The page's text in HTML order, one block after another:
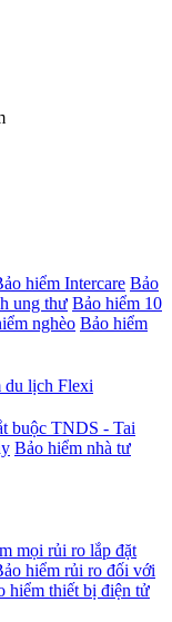
hiểm Intercare Bảo
ung thư Bảo hiểm 10
nghèo Bảo hiểm
du lịch Flexi
buộc TNDS - Tai
Bảo hiểm nhà tư
mọi rủi ro lắp đặt
hiểm rủi ro đối với
hiểm thiết bị điện tử